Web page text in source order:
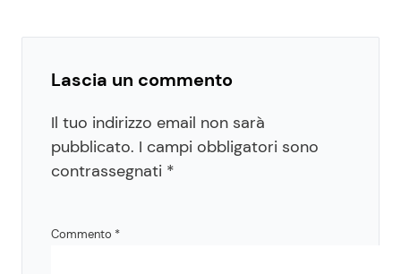
Lascia un commento
Il tuo indirizzo email non sarà
pubblicato. I campi obbligatori sono
contrassegnati *
Commento *